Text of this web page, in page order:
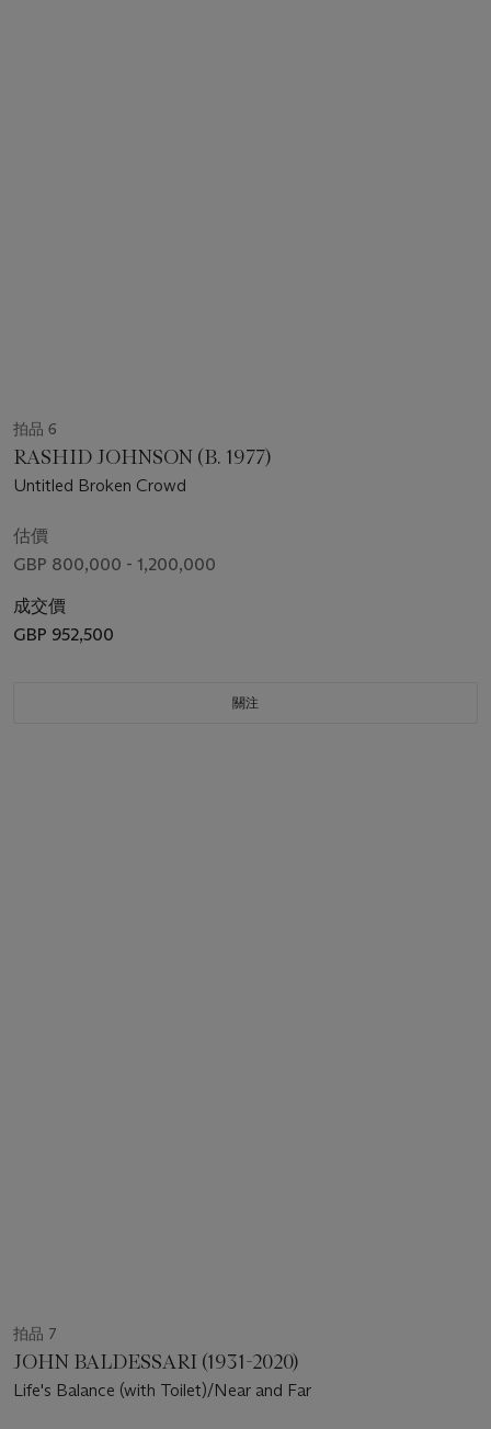
拍品 6
RASHID JOHNSON (B. 1977)
Untitled Broken Crowd
估價
GBP 800,000 - 1,200,000
成交價
GBP 952,500
關注
拍品 7
JOHN BALDESSARI (1931-2020)
Life's Balance (with Toilet)/Near and Far